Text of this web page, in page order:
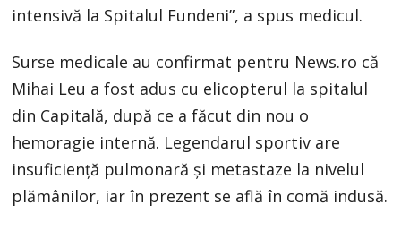
intensivă la Spitalul Fundeni”, a spus medicul.
Surse medicale au confirmat pentru News.ro că
Mihai Leu a fost adus cu elicopterul la spitalul
din Capitală, după ce a făcut din nou o
hemoragie internă. Legendarul sportiv are
insuficiență pulmonară și metastaze la nivelul
plămânilor, iar în prezent se află în comă indusă.